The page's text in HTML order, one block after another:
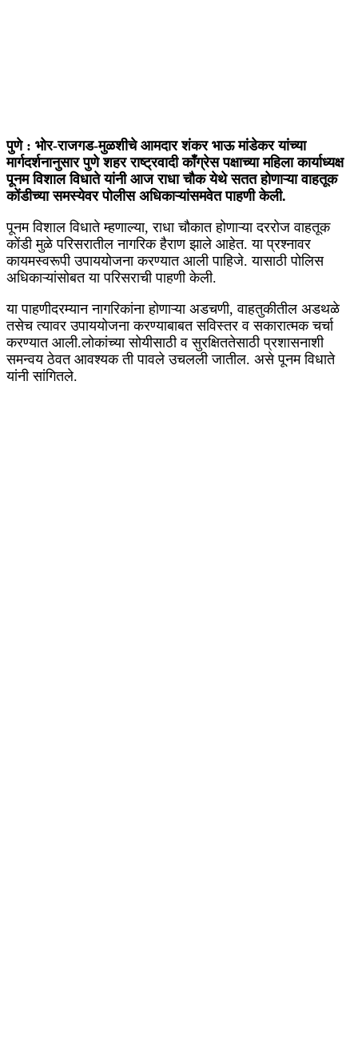
पुणे : भोर-राजगड-मुळशीचे आमदार शंकर भाऊ मांडेकर यांच्या
मार्गदर्शनानुसार पुणे शहर राष्ट्रवादी काँग्रेस पक्षाच्या महिला कार्याध्यक्ष
पूनम विशाल विधाते यांनी आज राधा चौक येथे सतत होणाऱ्या वाहतूक
कोंडीच्या समस्येवर पोलीस अधिकाऱ्यांसमवेत पाहणी केली.
पूनम विशाल विधाते म्हणाल्या, राधा चौकात होणाऱ्या दररोज वाहतूक
कोंडी मुळे परिसरातील नागरिक हैराण झाले आहेत. या प्रश्नावर
कायमस्वरूपी उपाययोजना करण्यात आली पाहिजे. यासाठी पोलिस
अधिकाऱ्यांसोबत या परिसराची पाहणी केली.
या पाहणीदरम्यान नागरिकांना होणाऱ्या अडचणी, वाहतुकीतील अडथळे
तसेच त्यावर उपाययोजना करण्याबाबत सविस्तर व सकारात्मक चर्चा
करण्यात आली.लोकांच्या सोयीसाठी व सुरक्षिततेसाठी प्रशासनाशी
समन्वय ठेवत आवश्यक ती पावले उचलली जातील. असे पूनम विधाते
यांनी सांगितले.